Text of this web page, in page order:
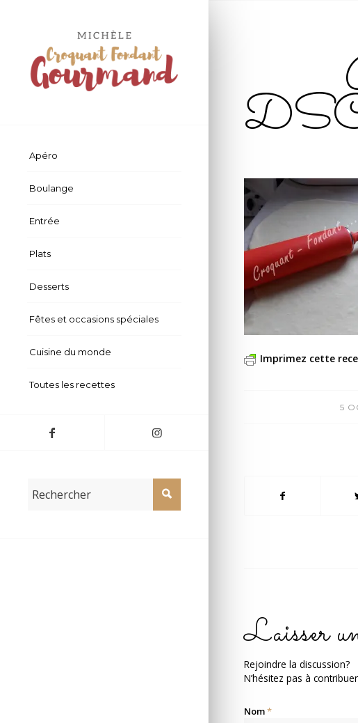
Apéro
Boulange
Entrée
Plats
Desserts
Fêtes et occasions spéciales
Cuisine du monde
Toutes les recettes
Imprimez cette
5
Laisser
Rejoindre la discussion?
N’hésitez pas à
Nom*